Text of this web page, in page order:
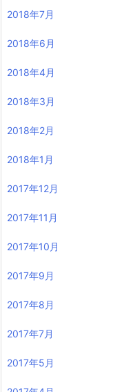
2018年7月
2018年6月
2018年4月
2018年3月
2018年2月
2018年1月
2017年12月
2017年11月
2017年10月
2017年9月
2017年8月
2017年7月
2017年5月